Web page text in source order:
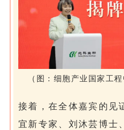
（图：细胞产业国家工
接着，在全体嘉宾的见
宜新专家、刘沐芸博士